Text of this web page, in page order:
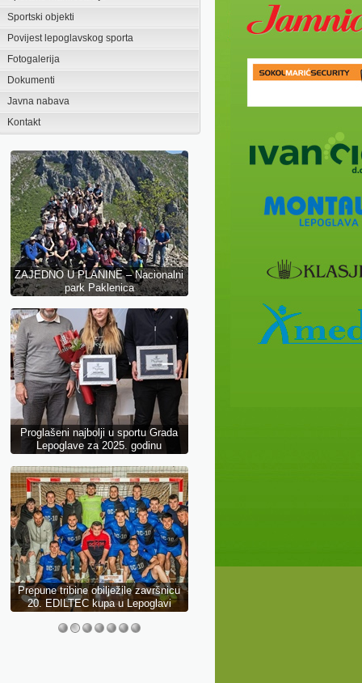
Sportski objekti
Povijest lepoglavskog sporta
Fotogalerija
Dokumenti
Javna nabava
Kontakt
Proglašeni najbolji u sportu Grada
Lepoglave za 2025. godinu
Prepune tribine obilježile završnicu
20. EDILTEC kupa u Lepoglavi
ZAJEDNO U PLANINE
Sportski program povodom Dana
grada Lepoglave 2025